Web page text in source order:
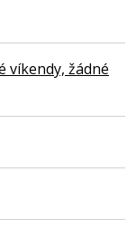
víkendy, žádné